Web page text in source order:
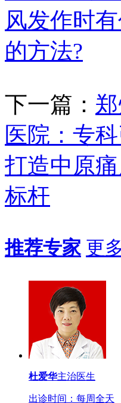
风发作时
的方法?
下一篇：
医院：专
打造中原
标杆
推荐专家 更
杜爱华主治医生
出诊时间：每周全天